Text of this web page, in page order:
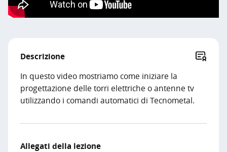
Descrizione
In questo video mostriamo come iniziare la
progettazione delle torri elettriche o antenne tv
utilizzando i comandi automatici di Tecnometal.
Allegati della lezione